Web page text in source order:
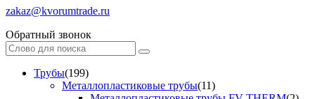
zakaz@kvorumtrade.ru
Обратный звонок
Трубы(199)
Металлопластиковые трубы(11)